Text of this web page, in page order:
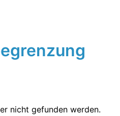
nicht gefunden werden.